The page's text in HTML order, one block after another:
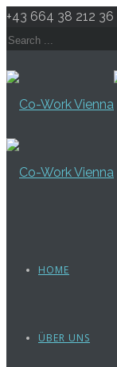
+43 664 38 212 36
HOME
ÜBER UNS